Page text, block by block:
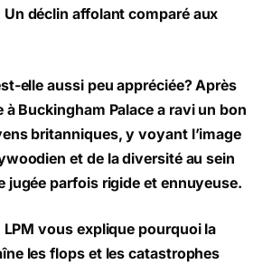
Un déclin affolant comparé aux
elle aussi peu appréciée? Après
Buckingham Palace a ravi un bon
britanniques, y voyant l’image
et de la diversité au sein
jugée parfois rigide et ennuyeuse.
vous explique pourquoi la
les flops et les catastrophes